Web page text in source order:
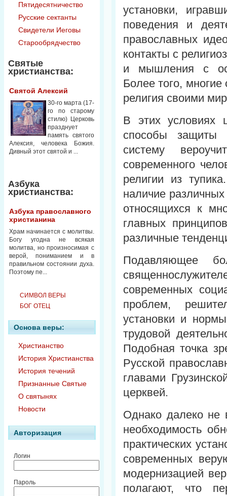
Пятидесятничество
Русские сектанты
Свидетели Иеговы
Старообрядчество
Святые
христианства:
Святой Алексий
30-го марта (17-
го по старому
стилю) Церковь
празднует
память святого
Алексия, человека Божия.
Дивный этот святой и ...
Азбука
христианства:
Азбука православного
христианина
Храм начинается с молитвы.
Богу угодна не всякая
молитва, но произносимая с
верой, пониманием и в
правильном состоянии духа.
Поэтому пе...
СИМВОЛ ВЕРЫ
БОГ ОТЕЦ
Основа веры:
Христианство
История Христианства
История течений
Признанные Святые
О святынях
Новости
Авторизация
Логин
Пароль
установки,
поведения и
православных
контакты с
и мышления с
Более того, многие
религия своими
В этих условиях
способы защиты
систему
современного
религии из
наличие
относящихся к
главных
различные
Подавляющее
современных
проблем,
установки и
трудовой
Подобная точка
Русской
главами
церквей.
Однако далеко не
необходимость
практических
современных
модернизацией
полагают, что